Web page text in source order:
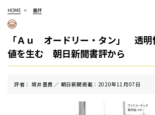
HOME 書評
「Ａｕ オードリー・タン」 透明
値を生む 朝日新聞書評から
評者： 坂井豊貴 ／ 朝⽇新聞掲載：2020年11月07日